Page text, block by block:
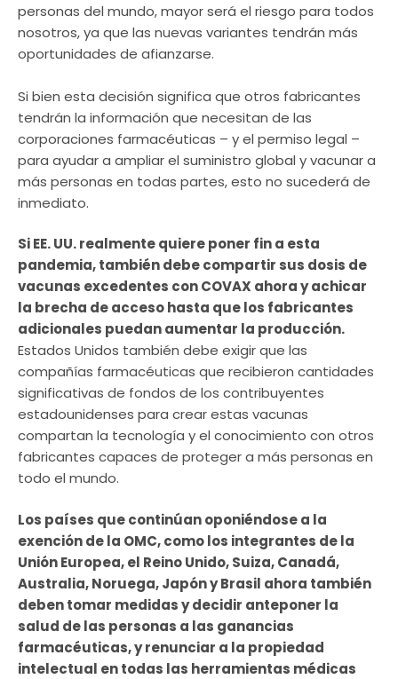
personas del mundo, mayor será el riesgo para todos
nosotros, ya que las nuevas variantes tendrán más
oportunidades de afianzarse.
Si bien esta decisión significa que otros fabricantes
tendrán la información que necesitan de las
corporaciones farmacéuticas – y el permiso legal –
para ayudar a ampliar el suministro global y vacunar a
más personas en todas partes, esto no sucederá de
inmediato.
Si EE. UU. realmente quiere poner fin a esta
pandemia, también debe compartir sus dosis de
vacunas excedentes con COVAX ahora y achicar
la brecha de acceso hasta que los fabricantes
adicionales puedan aumentar la producción.
Estados Unidos también debe exigir que las
compañías farmacéuticas que recibieron cantidades
significativas de fondos de los contribuyentes
estadounidenses para crear estas vacunas
compartan la tecnología y el conocimiento con otros
fabricantes capaces de proteger a más personas en
todo el mundo.
Los países que continúan oponiéndose a la
exención de la OMC, como los integrantes de la
Unión Europea, el Reino Unido, Suiza, Canadá,
Australia, Noruega, Japón y Brasil ahora también
deben tomar medidas y decidir anteponer la
salud de las personas a las ganancias
farmacéuticas, y renunciar a la propiedad
intelectual en todas las herramientas médicas